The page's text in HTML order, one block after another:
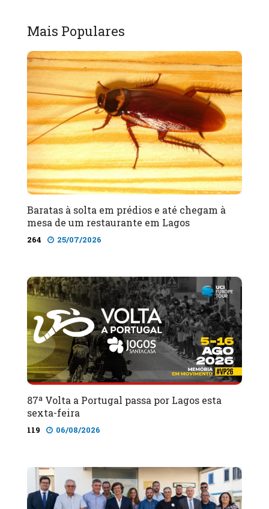
Mais Populares
Baratas à solta em prédios e até chegam à
mesa de um restaurante em Lagos
264 25/07/2026
87ª Volta a Portugal passa por Lagos esta
sexta-feira
119 06/08/2026